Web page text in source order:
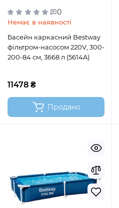
0
Немає в наявності
Басейн каркасний Bestway
фільтром-насосом 220V, 300-
200-84 см, 3668 л (5614A)
11478 ₴
Продано